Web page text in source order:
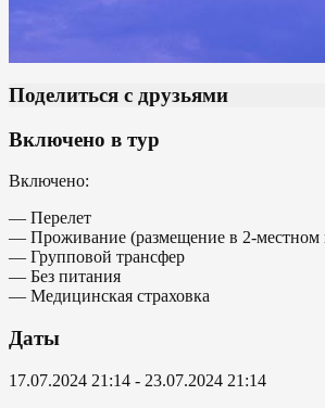
Поделиться с друзьями
Включено в тур
Включено:
— Перелет
— Проживание (размещение в 2-местном
— Групповой трансфер
— Без питания
— Медицинская страховка
Даты
17.07.2024 21:14 - 23.07.2024 21:14